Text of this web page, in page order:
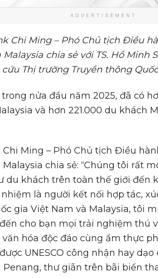
ADVERTISEMENT
Chi Ming – Phó Chủ tịch Điều
Malaysia chia sẻ với TS. Hồ Minh
cứu Thị trường Truyền thông
nửa đầu năm 2025, đã có
và hơn 221.000 du khách
Ming – Phó Chủ tịch Điều
chia sẻ: “Chúng tôi rất
du khách trên toàn thế giới đến
nhiệm là người kết nối hợp tác,
gia Việt Nam và Malaysia, tôi
cho bạn mọi trải nghiệm thú
hóa độc đáo cùng ẩm thực
UNESCO công nhận hay
Penang, thư giãn trên bãi biển